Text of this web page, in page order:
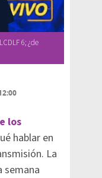
6; ¿de
los
hablar en
La
semana